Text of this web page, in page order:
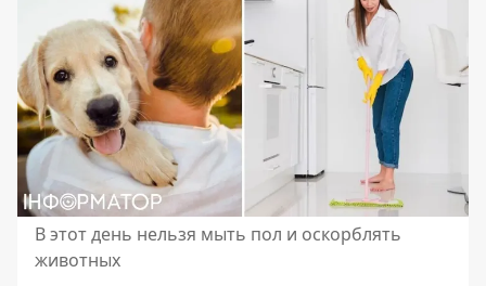
В этот день нельзя мыть пол и оскорблять
животных